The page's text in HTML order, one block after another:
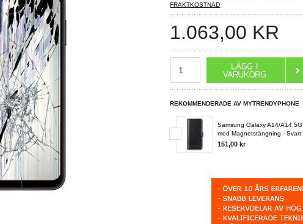
FRAKTKOSTNAD
1.063,00 KR
REKOMMENDERADE AV MYTRENDYPHONE
Samsung Galaxy A14/A14
med Magnetstängning - Svart
151,00 kr